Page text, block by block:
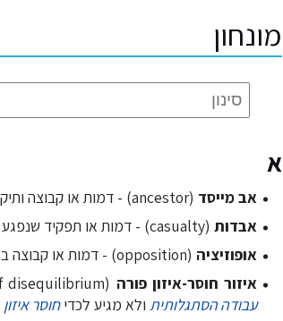
מונחון
א
אב מייסד (ancestor) - דמות או קבוצה ותיקה בארגון. נושאת לרוב מורשות ארגוניות ותרבותיות.
אבדות (casualty) - דמות או תפקיד שנפגע או אובד עקב
אופוזיציה (opposition) - דמות או קבוצה בארגון המתנגדת למנהיגות או לשינויים.
איזור חוסר-איזון פורה (productive zone of disequilibrium) - אזור של חוסר נוחות ארגוני המאפשר
עבודה הסתגלותית ולא מגיע לכדיחוסר איזון